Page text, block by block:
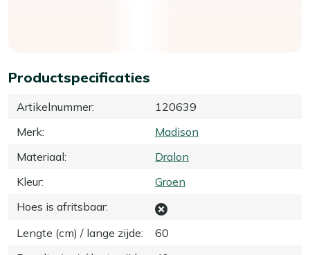
Productspecificaties
Artikelnummer:
120639
Merk:
Madison
Materiaal:
Dralon
Kleur:
Groen
Hoes is afritsbaar:
Lengte (cm) / lange zijde:
60